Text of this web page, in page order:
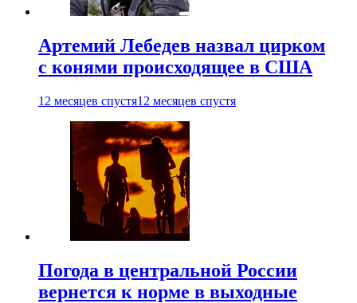
Артемий Лебедев назвал цирком
с конями происходящее в США
12 месяцев спустя12 месяцев спустя
Погода в центральной России
вернется к норме в выходные